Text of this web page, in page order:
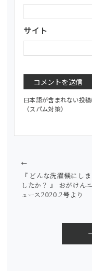
サイト
日本語が含まれない投
（スパム対策）
『 どんな洗濯機にしま
したか？ 』 おがけんニ
ュース2020.2号より
←